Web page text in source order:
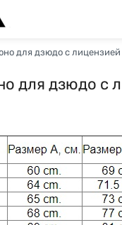
для дзюдо с лицензией
для дзюдо с